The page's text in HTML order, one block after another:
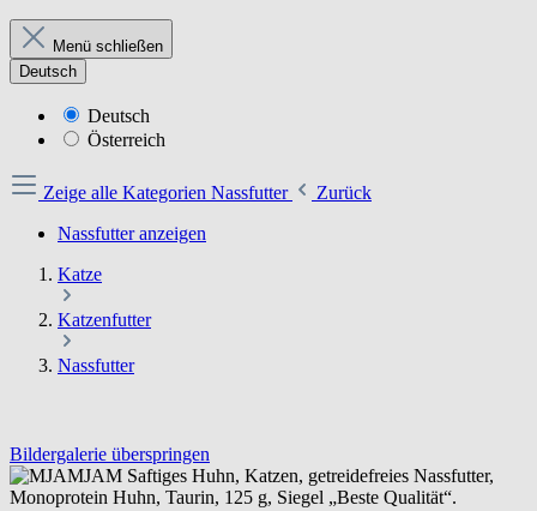
Menü schließen
Deutsch
Deutsch
Österreich
Zeige alle Kategorien Nassfutter
Zurück
Nassfutter anzeigen
Katze
Katzenfutter
Nassfutter
Bildergalerie überspringen